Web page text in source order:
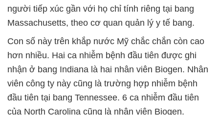
người tiếp xúc gần với họ chỉ tính riêng tại bang
Massachusetts, theo cơ quan quản lý y tế bang.
Con số này trên khắp nước Mỹ chắc chắn còn cao
hơn nhiều. Hai ca nhiễm bệnh đầu tiên được ghi
nhận ở bang Indiana là hai nhân viên Biogen. Nhân
viên công ty này cũng là trường hợp nhiễm bệnh
đầu tiên tại bang Tennessee. 6 ca nhiễm đầu tiên
của North Carolina cũng là nhân viên Biogen.